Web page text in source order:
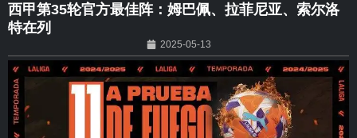
西甲第35轮官方最佳阵：姆巴佩、拉菲尼亚、索尔洛
特在列
2025-05-13